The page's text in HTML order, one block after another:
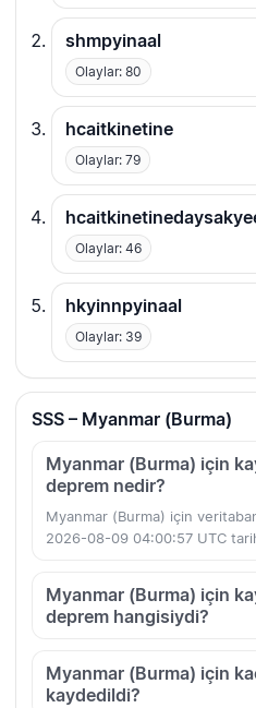
shmpyinaal
Olaylar: 80
hcaitkinetine
Olaylar: 79
Olaylar: 46
hkyinnpyinaal
Olaylar: 39
SSS – Myanmar (Burma)
Myanmar (Burma) için
deprem nedir?
Myanmar (Burma) için
2026-08-09 04:00:57 UTC
Myanmar (Burma) için
deprem hangisiydi?
Myanmar (Burma) için
kaydedildi?